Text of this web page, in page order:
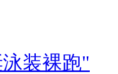
装裸跑"